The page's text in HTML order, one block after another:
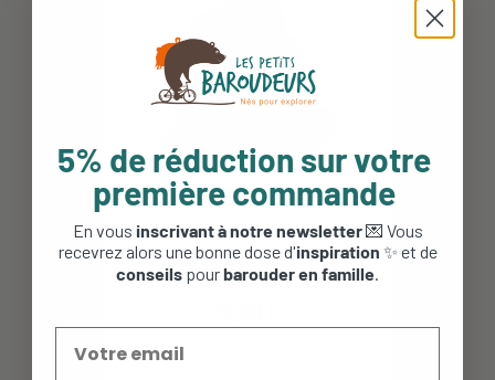
La Savane Imagier bébé - Marcel
et Joachim
5% de réduction sur votre
première commande
En vous inscrivant à notre newsletter💌 Vous
recevrez alors une bonne dose d'inspiration ✨ et de
conseils pourbarouder en famille